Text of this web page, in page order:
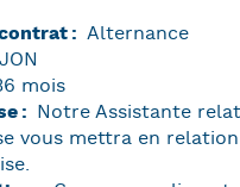
Alternance
mois
Notre Assistante
vous mettra en relation